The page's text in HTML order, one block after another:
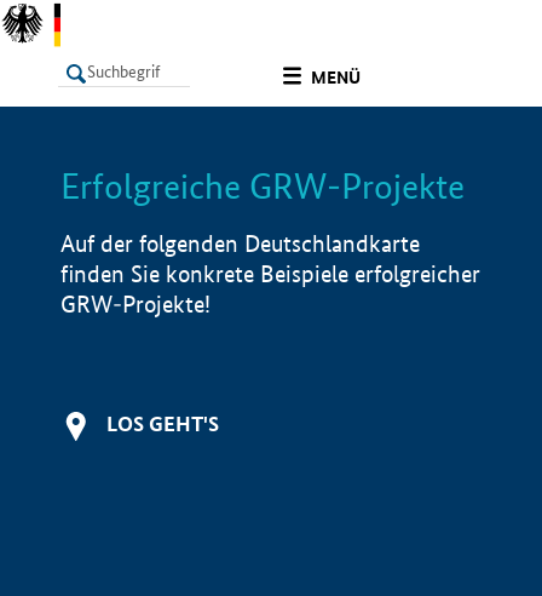
MENÜ
LISTE Info
Erfolgreiche GRW-Projekte
Auf der folgenden Deutschlandkarte
finden Sie konkrete Beispiele erfolgreicher
GRW-Projekte!
LOS GEHT'S